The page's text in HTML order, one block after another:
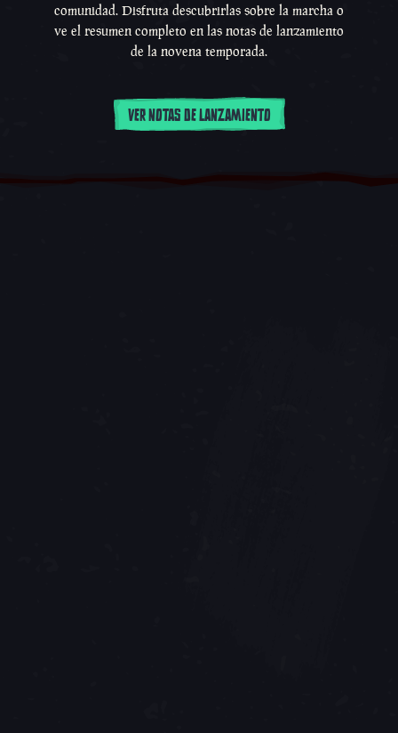
comunidad. Disfruta descubrirlas sobre la marcha o
ve el resumen completo en las notas de lanzamiento
de la novena temporada.
VER NOTAS DE LANZAMIENTO